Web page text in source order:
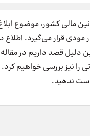
مالی کشور، موضوع
قرار می‌گیرد. اطلاع
دلیل قصد داریم در
را نیز بررسی خواهیم
ندهید.